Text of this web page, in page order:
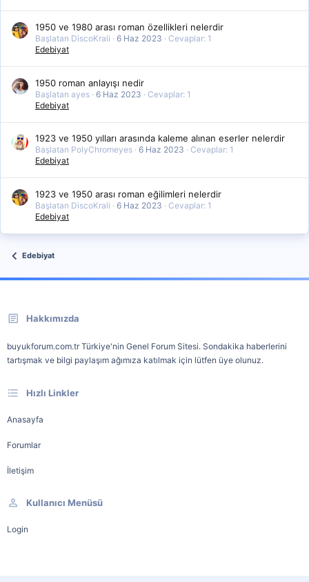
1950 ve 1980 arası roman özellikleri nelerdir
Başlatan DiscoKrali 6 Haz 2023
Cevaplar: 1
Edebiyat
1950 roman anlayışı nedir
Başlatan ayes 6 Haz 2023
Cevaplar: 1
Edebiyat
1923 ve 1950 yılları arasında kaleme alınan eserler nelerdir
Başlatan PolyChromeyes 6 Haz 2023
Cevaplar: 1
Edebiyat
1923 ve 1950 arası roman eğilimleri nelerdir
Başlatan DiscoKrali 6 Haz 2023
Cevaplar: 1
Edebiyat
Edebiyat
Hakkımızda
buyukforum.com.tr Türkiye'nin Genel Forum Sitesi. Sondakika haberlerini
tartışmak ve bilgi paylaşım ağımıza katılmak için lütfen üye olunuz.
Hızlı Linkler
Anasayfa
Forumlar
İletişim
Kullanıcı Menüsü
Login